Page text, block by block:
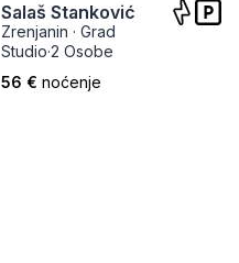
Salaš Stanković
Zrenjanin · Grad
Studio·2 Osobe
56 € noćenje